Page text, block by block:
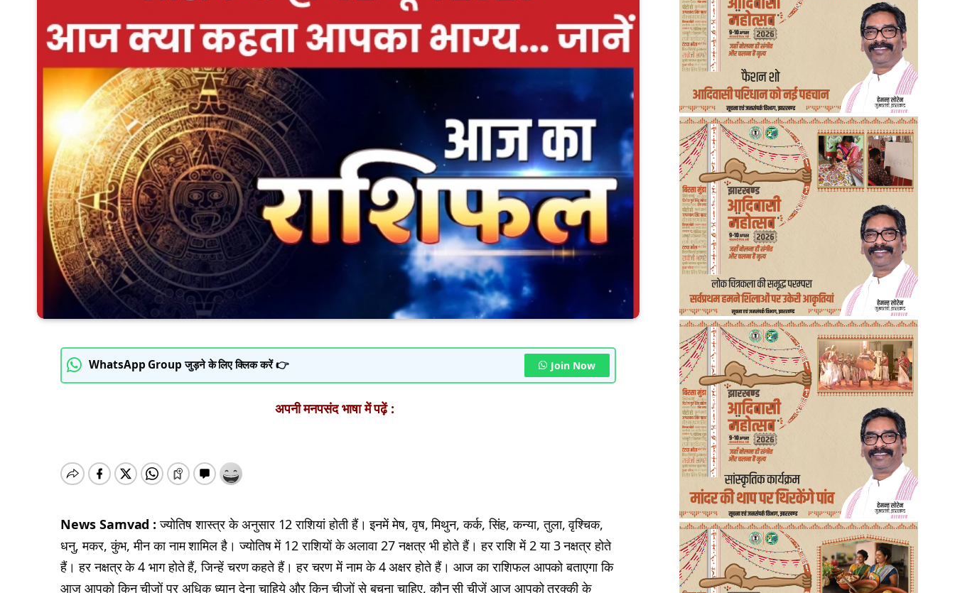
WhatsApp Group जुड़ने के लिए क्लिक करें 👉 Join Now
अपनी मनपसंद भाषा में पढ़ें :
News Samvad : ज्योतिष शास्त्र के अनुसार 12 राशियां होती हैं। इनमें मेष, वृष, मिथुन, कर्क, सिंह, कन्या, तुला, वृश्चिक,
धनु, मकर, कुंभ, मीन का नाम शामिल है। ज्योतिष में 12 राशियों के अलावा 27 नक्षत्र भी होते हैं। हर राशि में 2 या 3 नक्षत्र होते
हैं। हर नक्षत्र के 4 भाग होते हैं, जिन्हें चरण कहते हैं। हर चरण में नाम के 4 अक्षर होते हैं। आज का राशिफल आपको बताएगा कि
आज आपको किन चीजों पर अधिक ध्यान देना चाहिये और किन चीजों से बचना चाहिए, कौन सी चीजें आज आपको तरक्की के